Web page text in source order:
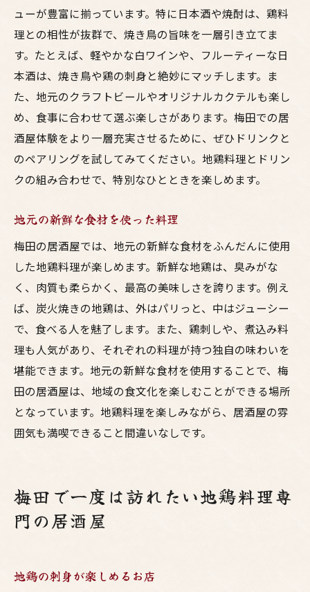
ューが豊富に揃っています。特に日本酒や焼酎は、鶏料
理との相性が抜群で、焼き鳥の旨味を一層引き立てま
す。たとえば、軽やかな白ワインや、フルーティーな日
本酒は、焼き鳥や鶏の刺身と絶妙にマッチします。ま
た、地元のクラフトビールやオリジナルカクテルも楽し
め、食事に合わせて選ぶ楽しさがあります。梅田での居
酒屋体験をより一層充実させるために、ぜひドリンクと
のペアリングを試してみてください。地鶏料理とドリン
クの組み合わせで、特別なひとときを楽しめます。
地元の新鮮な食材を使った料理
梅田の居酒屋では、地元の新鮮な食材をふんだんに使用
した地鶏料理が楽しめます。新鮮な地鶏は、臭みがな
く、肉質も柔らかく、最高の美味しさを誇ります。例え
ば、炭火焼きの地鶏は、外はパリっと、中はジューシー
で、食べる人を魅了します。また、鶏刺しや、煮込み料
理も人気があり、それぞれの料理が持つ独自の味わいを
堪能できます。地元の新鮮な食材を使用することで、梅
田の居酒屋は、地域の食文化を楽しむことができる場所
となっています。地鶏料理を楽しみながら、居酒屋の雰
囲気も満喫できること間違いなしです。
梅田で一度は訪れたい地鶏料理専
門の居酒屋
地鶏の刺身が楽しめるお店